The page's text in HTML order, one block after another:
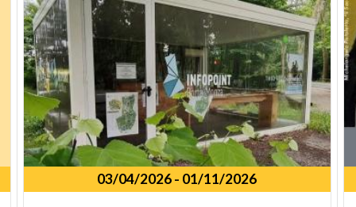
03/04/2026- 01/11/2026